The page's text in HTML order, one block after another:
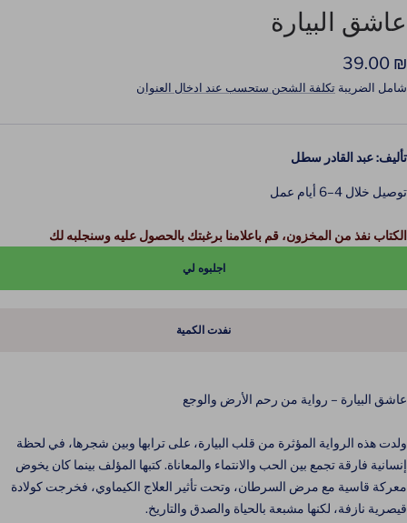
عاشق البيارة
السعر
المخفَّض
₪ 39.00
شامل الضريبة تكلفة الشحن ستحسب عند ادخال العنوان
تأليف: عبد القادر سطل
توصيل خلال 4–6 أيام عمل
الكتاب نفذ من المخزون، قم باعلامنا برغبتك بالحصول عليه وسنجلبه لك
اجلبوه لي
نفدت الكمية
عاشق البيارة – رواية من رحم الأرض والوجع
ولدت هذه الرواية المؤثرة من قلب البيارة، على ترابها وبين شجرها، في لحظة
إنسانية فارقة تجمع بين الحب والانتماء والمعاناة. كتبها المؤلف بينما كان يخوض
معركة قاسية مع مرض السرطان، وتحت تأثير العلاج الكيماوي، فخرجت كولادة
قيصرية نازفة، لكنها مشبعة بالحياة والصدق والتاريخ.